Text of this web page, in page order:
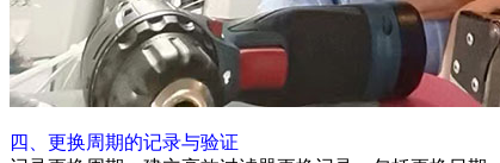
四、更换周期的记录与验证